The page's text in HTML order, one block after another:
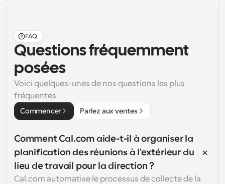
FAQ
Questions fréquemment
posées
Voici quelques-unes de nos questions les plus
fréquentes.
Commencer Parlez aux ventes
Comment Cal.com aide-t-il à organiser la
planification des réunions à l'extérieur du
lieu de travail pour la direction ?
Cal.com automatise le processus de collecte de la